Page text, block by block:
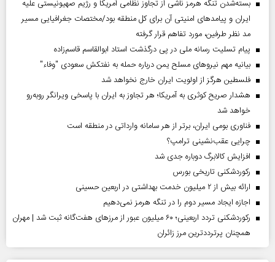
بسته‌شدن تنگه هرمز ناشی از تجاوز نظامی آمریکا و رژیم صهیونیستی علیه
ایران و پیامد‌های امنیتی آن برای کل منطقه بود/مختصات جغرافیایی مسیر
مد نظر طرفین، مورد تفاهم قرار گرفته
پیام تسلیت رسانه ملی در پی درگذشت استاد ابوالقاسم قاسم‌زاده
بیانیه مهم نیروهای مسلح یمن درباره حمله به نفتکش سعودی "وفاء"
فلسطین هرگز از اولویت ایران خارج نخواهد شد
هشدار صریح کوثری به آمریکا؛ هر تجاوز به ایران با پاسخی ویرانگر روبه‌رو
خواهد شد
فناوری بومی ایران، برتر از هر سامانه وارداتی در منطقه است
چرایی عقب‌نشینی ترامپ؟
افزایش کالابرگ دوباره جدی شد
رکوردشکنی تاریخی بورس
ارائه بیش از ۲ میلیون خدمت بهداشتی در اربعین حسینی
اجازه ایجاد مسیر دوم را در تنگه هرمز نمی‌دهیم
رکوردشکنی تردد اربعینی؛ ۶۰ میلیون عبور از مرزهای هفت‌گانه ثبت شد | مهران
همچنان پرترددترین مرز زائران